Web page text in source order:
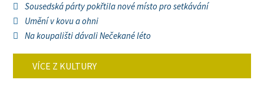
Sousedská párty pokřtila nové místo pro setkávání
Umění v kovu a ohni
Na koupališti dávali Nečekané léto
VÍCE Z KULTURY